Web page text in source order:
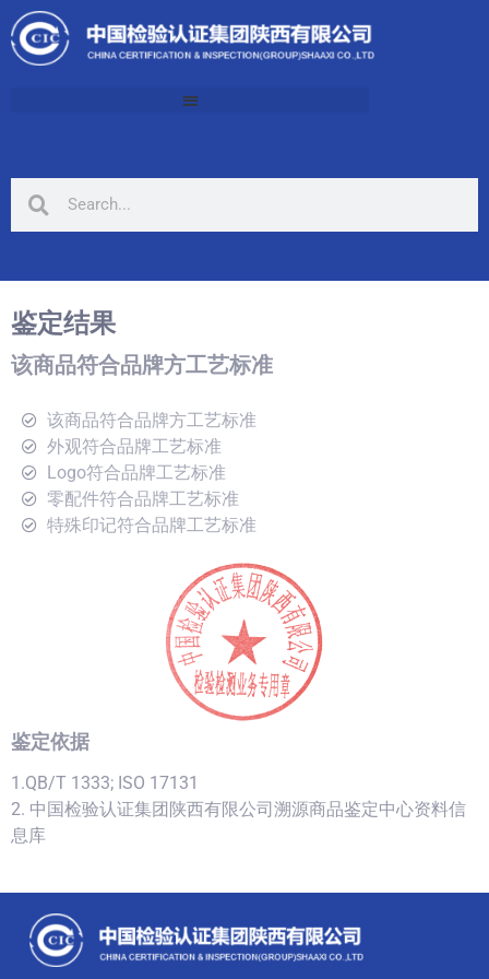
鉴定结果
该商品符合品牌方工艺标准
该商品符合品牌方工艺标准
外观符合品牌工艺标准
Logo符合品牌工艺标准
零配件符合品牌工艺标准
特殊印记符合品牌工艺标准
鉴定依据
1.QB/T 1333; ISO 17131
2. 中国检验认证集团陕西有限公司溯源商品鉴定中心资料信
息库